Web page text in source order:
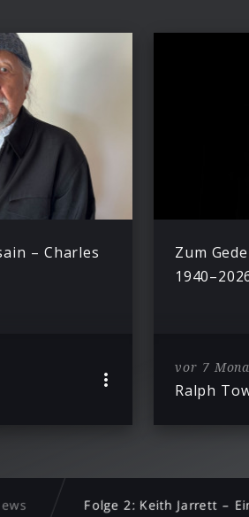
– Charles
Zum
vor 7
Ralph
Folge 2: Keith Jarrett –